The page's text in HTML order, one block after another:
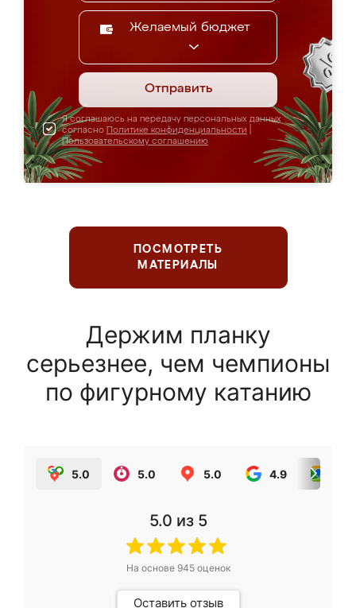
Желаемый бюджет
Отправить
Я соглашаюсь на передачу персональных данных
согласно Политике конфиденциальности
Пользовательскому соглашению
ПОСМОТРЕТЬ
МАТЕРИАЛЫ
Держим планку
серьезнее, чем чемпионы
по фигурному катанию
5.0 5.0 5.0 4.9
5.0 из 5
На основе 945оценок
Оставить отзыв